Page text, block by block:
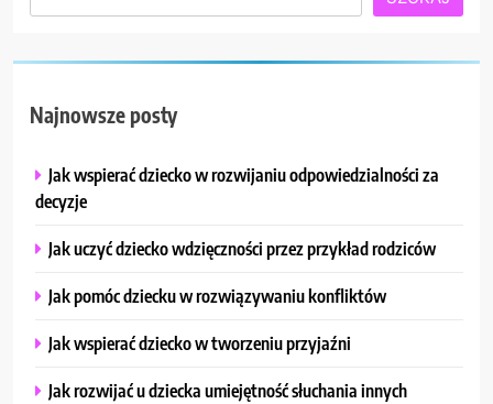
Najnowsze posty
Jak wspierać dziecko w rozwijaniu odpowiedzialności za
decyzje
Jak uczyć dziecko wdzięczności przez przykład rodziców
Jak pomóc dziecku w rozwiązywaniu konfliktów
Jak wspierać dziecko w tworzeniu przyjaźni
Jak rozwijać u dziecka umiejętność słuchania innych